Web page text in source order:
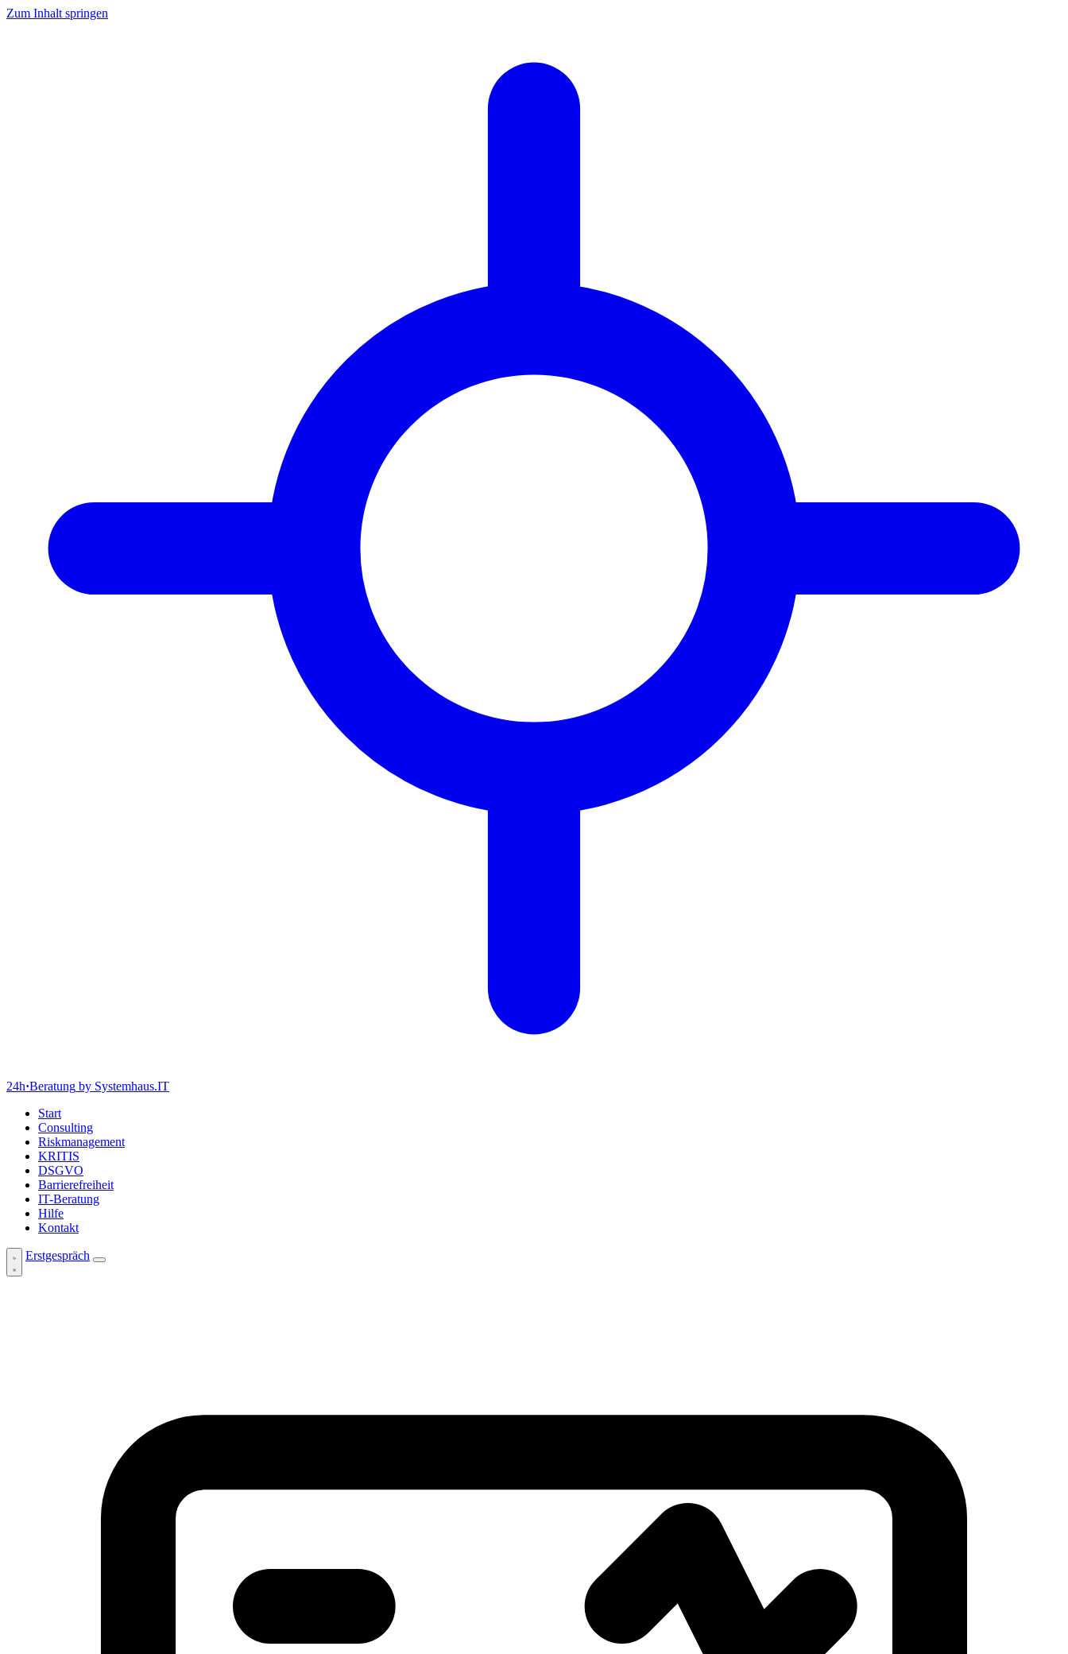
Zum Inhalt springen
24h·Beratung by Systemhaus.IT
Start
Consulting
Riskmanagement
KRITIS
DSGVO
Barrierefreiheit
IT-Beratung
Hilfe
Kontakt
Erstgespräch